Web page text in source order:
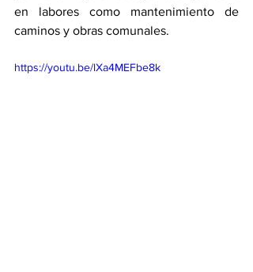
en labores como mantenimiento de
caminos y obras comunales.
https://youtu.be/lXa4MEFbe8k